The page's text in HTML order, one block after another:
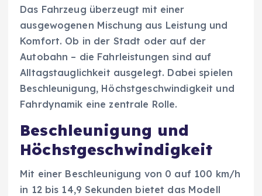
Das Fahrzeug überzeugt mit einer
ausgewogenen Mischung aus Leistung und
Komfort. Ob in der Stadt oder auf der
Autobahn – die Fahrleistungen sind auf
Alltagstauglichkeit ausgelegt. Dabei spielen
Beschleunigung, Höchstgeschwindigkeit und
Fahrdynamik eine zentrale Rolle.
Beschleunigung und
Höchstgeschwindigkeit
Mit einer Beschleunigung von 0 auf 100 km/h
in 12 bis 14,9 Sekunden bietet das Modell